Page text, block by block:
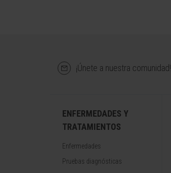
¡Únete a nuestra comunidad!
ENFERMEDADES Y
TRATAMIENTOS
Enfermedades
Pruebas diagnósticas